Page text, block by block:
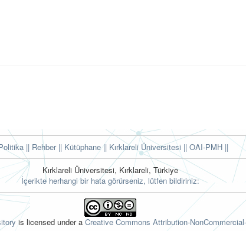
|| Rehber|| Kütüphane|| Kırklareli Üniversitesi || OAI-PMH ||
Kırklareli Üniversitesi, Kırklareli, Türkiye
İçerikte herhangi bir hata görürseniz, lütfen bildiriniz:
is licensed under a Creative Commons Attribution-